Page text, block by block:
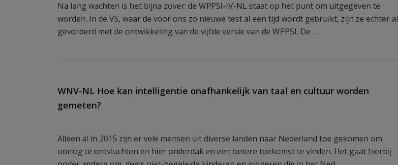
Na lang wachten is het bijna zover: de WPPSI-IV-NL staat op het punt om uitgegeven te
worden. In de VS, waar de voor ons zo nieuwe test al een tijd wordt gebruikt, zijn ze echter al
gevorderd met de ontwikkeling van de vijfde versie van de WPPSI. De …
WNV-NL Hoe kan intelligentie onafhankelijk van taal en cultuur worden
gemeten?
Alleen al in 2015 zijn er vele mensen uit diverse landen naar Nederland toe gekomen om
oorlog te ontvluchten en hier onderdak en een betere toekomst te vinden. Het gaat hierbij